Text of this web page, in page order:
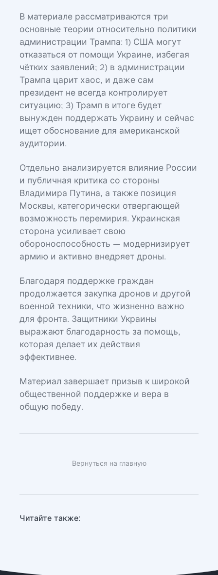
В материале рассматриваются три
основные теории относительно политики
администрации Трампа: 1) США могут
отказаться от помощи Украине, избегая
чётких заявлений; 2) в администрации
Трампа царит хаос, и даже сам
президент не всегда контролирует
ситуацию; 3) Трамп в итоге будет
вынужден поддержать Украину и сейчас
ищет обоснование для американской
аудитории.
Отдельно анализируется влияние России
и публичная критика со стороны
Владимира Путина, а также позиция
Москвы, категорически отвергающей
возможность перемирия. Украинская
сторона усиливает свою
обороноспособность — модернизирует
армию и активно внедряет дроны.
Благодаря поддержке граждан
продолжается закупка дронов и другой
военной техники, что жизненно важно
для фронта. Защитники Украины
выражают благодарность за помощь,
которая делает их действия
эффективнее.
Материал завершает призыв к широкой
общественной поддержке и вера в
общую победу.
Вернуться на главную
Читайте также: